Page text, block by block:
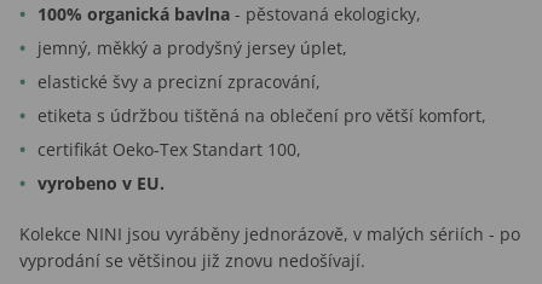
100% organická bavlna - pěstovaná ekologicky,
jemný, měkký a prodyšný jersey úplet,
elastické švy a precizní zpracování,
etiketa s údržbou tištěná na oblečení pro větší komfort,
certifikát Oeko-Tex Standart 100,
vyrobeno v EU.
Kolekce NINI jsou vyráběny jednorázově, v malých sériích - po
vyprodání se většinou již znovu nedošívají.